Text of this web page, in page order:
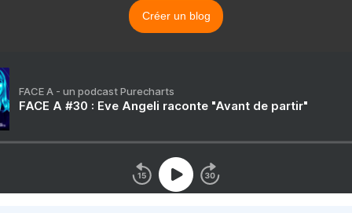
Créer un blog
FACE A - un podcast Purecharts
FACE A #30 : Eve Angeli raconte "Avant de partir"